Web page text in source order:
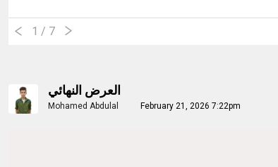
1 / 7
العرض النهائي
Mohamed Abdulal February 21, 2026 7:22pm